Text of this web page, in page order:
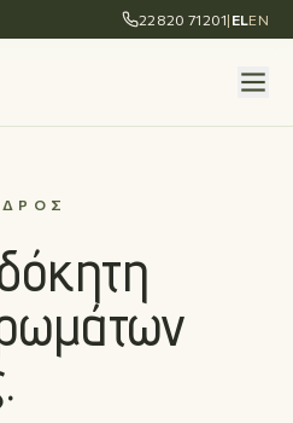
22820 71201| ELEN